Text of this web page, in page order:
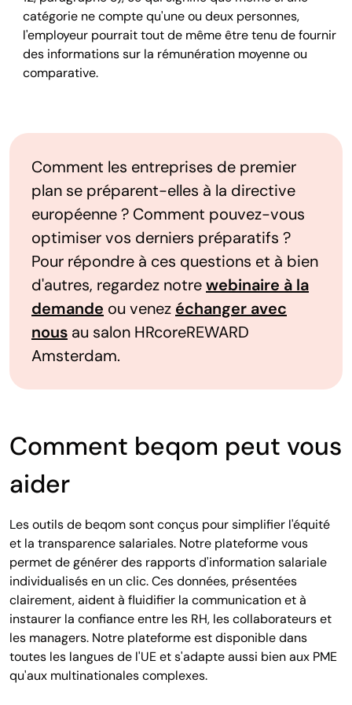
catégorie ne compte qu'une ou deux personnes,
l'employeur pourrait tout de même être tenu de fournir
des informations sur la rémunération moyenne ou
comparative.
Comment les entreprises de premier
plan se préparent-elles à la directive
européenne ? Comment pouvez-vous
optimiser vos derniers préparatifs ?
Pour répondre à ces questions et à bien
d'autres, regardez notrewebinaire à la
demande ou venez échanger avec
nous au salon HRcoreREWARD
Amsterdam.
Comment beqom peut vous
aider
Les outils de beqom sont conçus pour simplifier l'équité
et la transparence salariales. Notre plateforme vous
permet de générer des rapports d'information salariale
individualisés en un clic. Ces données, présentées
clairement, aident à fluidifier la communication et à
instaurer la confiance entre les RH, les collaborateurs et
les managers. Notre plateforme est disponible dans
toutes les langues de l'UE et s'adapte aussi bien aux PME
qu'aux multinationales complexes.